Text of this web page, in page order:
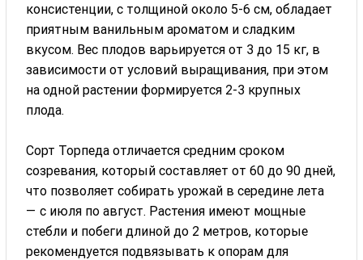
консистенции, с толщиной около 5-6 см, обладает
приятным ванильным ароматом и сладким
вкусом. Вес плодов варьируется от 3 до 15 кг, в
зависимости от условий выращивания, при этом
на одной растении формируется 2-3 крупных
плода.
Сорт Торпеда отличается средним сроком
созревания, который составляет от 60 до 90 дней,
что позволяет собирать урожай в середине лета
— с июля по август. Растения имеют мощные
стебли и побеги длиной до 2 метров, которые
рекомендуется подвязывать к опорам для